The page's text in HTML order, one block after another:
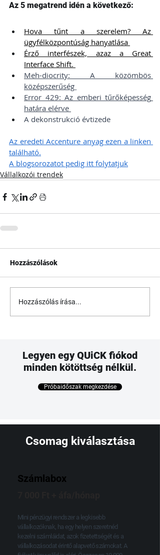
Az 5 megatrend idén a következő:
Hova tűnt a szerelem? Az
ügyfélközpontúság hanyatlása
Érző interfészek, azaz a Great
Interface Shift.
Meh-diocrity: A közömbös
középszerűség
Error 429: Az emberi tűrőképesség
határa elérve
A dekonstrukció évtizede
Az eredeti Accenture anyag ezen a linken
található.
A blogsorozatot pedig itt folytatjuk
Vállalkozói trendek
Hozzászólások
Hozzászólás írása...
Legyen egy QUiCK fiókod
minden kötöttség nélkül.
Próbaidőszak megkezdése
Csomag kiválasztása
Számlabox
Mini pénzügyi rendszer a legkisebb
vállalkozóknak, ha egy helyen szeretnéd
kezelni számláidat, azok fizetettségét és a
vállalkozásodat érintő alapvető számokat. A